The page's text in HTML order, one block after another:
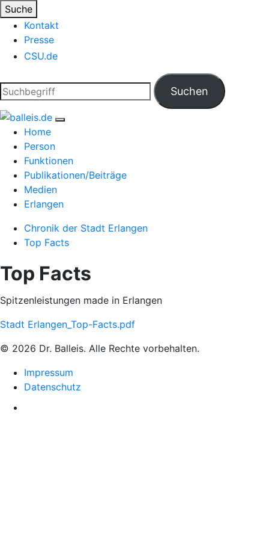
Suche
Kontakt
Presse
CSU.de
Home
Person
Funktionen
Publikationen/Beiträge
Medien
Erlangen
Chronik der Stadt Erlangen
Top Facts
Top Facts
Spitzenleistungen made in Erlangen
Stadt Erlangen_Top-Facts.pdf
© 2026 Dr. Balleis. Alle Rechte vorbehalten.
Impressum
Datenschutz